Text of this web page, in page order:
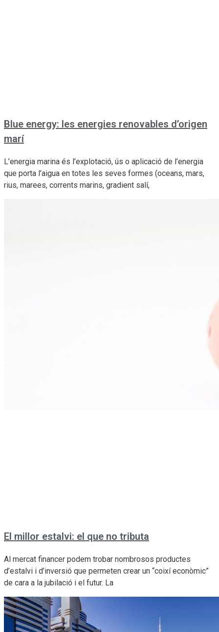
Blue energy: les energies renovables d’origen
marí
L’energia marina és l’explotació, ús o aplicació de l’energia
que porta l’aigua en totes les seves formes (oceans, mars,
rius, marees, corrents marins, gradient salí,
El millor estalvi: el que no tributa
Al mercat financer podem trobar nombrosos productes
d’estalvi i d’inversió que permeten crear un “coixí econòmic”
de cara a la jubilació i el futur. La